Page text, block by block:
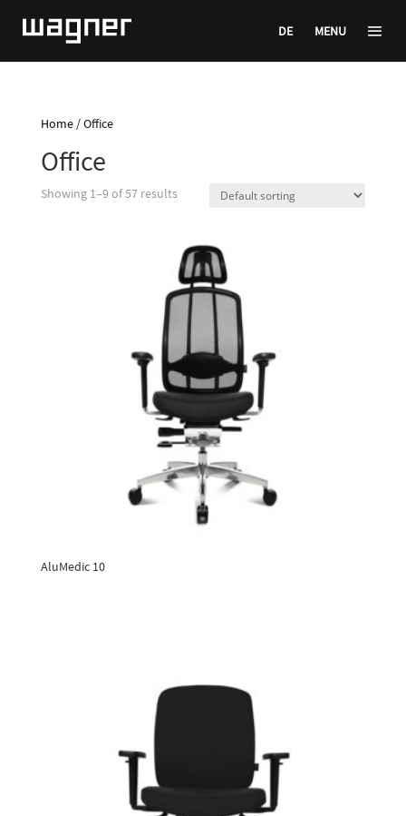
DE MENU
Home/ Office
Office
Showing 1–9 of 57 results
AluMedic 10